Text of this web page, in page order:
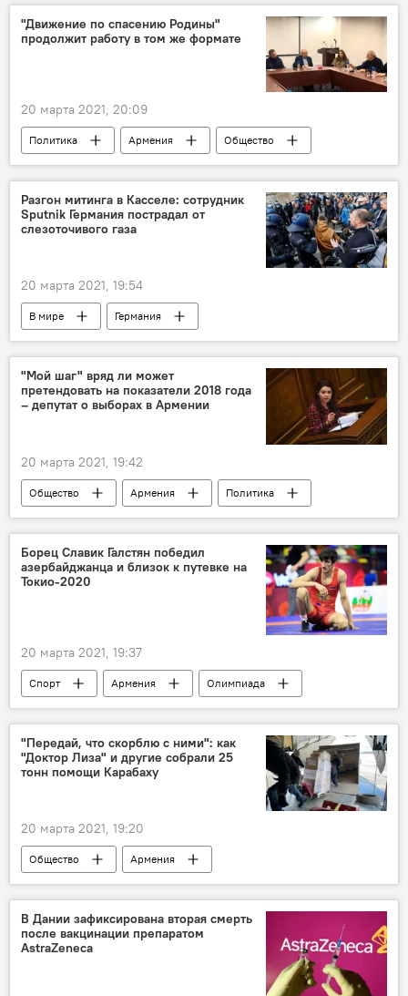
комиссия
дипломатия
Новости Армения
"Движение по спасению Родины"
продолжит работу в том же формате
20 марта 2021, 20:09
Политика Армения
Общество
"Движение по спасению Родины"
формат
Досрочные парламентские выборы в Армении 2021 - вся актуальная информация
Разгон митинга в Касселе: сотрудник
Sputnik Германия пострадал от
слезоточивого газа
20 марта 2021, 19:54
В мире
Германия
слезоточивый газ
Sputnik
демонстрация
власть
"Мой шаг" вряд ли может
претендовать на показатели 2018 года
– депутат о выборах в Армении
20 марта 2021, 19:42
Общество Армения
Политика
Мой шаг
избирательный кодекс
Новости Армения
выборы
Борец Славик Галстян победил
азербайджанца и близок к путевке на
Токио-2020
20 марта 2021, 19:37
Спорт Армения
Олимпиада
Славик Галстян
греко-римская борьба
"Передай, что скорблю с ними": как
"Доктор Лиза" и другие собрали 25
тонн помощи Карабаху
20 марта 2021, 19:20
Общество
Армения
гуманитарная помощь
Доктор Лиза
В Дании зафиксирована вторая смерть
после вакцинации препаратом
AstraZeneca